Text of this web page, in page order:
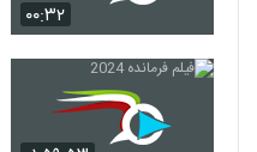
۰۰:۳۲